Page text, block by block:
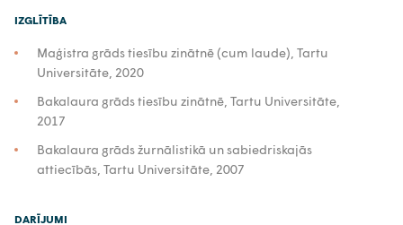
IZGLĪTĪBA
Maģistra grāds tiesību zinātnē (cum laude), Tartu
Universitāte, 2020
Bakalaura grāds tiesību zinātnē, Tartu Universitāte,
2017
Bakalaura grāds žurnālistikā un sabiedriskajās
attiecībās, Tartu Universitāte, 2007
DARĪJUMI